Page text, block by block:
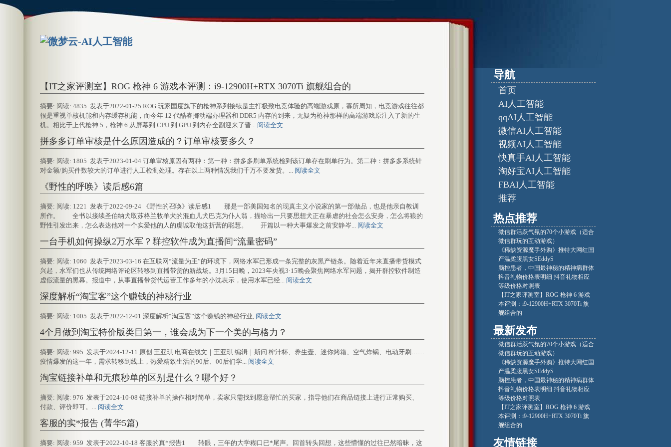
【IT之家评测室】ROG 枪神 6 游戏本评测：i9-12900H+RTX 3070Ti 旗舰组合的
摘要: 阅读: 4835 发表于2022-01-25 ROG 玩家国度旗下的枪神系列接续是主打极致电竞体验的高端游戏原，寡所周知，电竞游戏往往都
很是重视单核机能和内存缓存机能，而今年 12 代酷睿挪动端办理器和 DDR5 内存的到来，无疑为枪神那样的高端游戏原注入了新的生
机。相比于上代枪神 5，枪神 6 从屏幕到 CPU 到 GPU 到内存全副迎来了晋... 阅读全文
拼多多订单审核是什么原因造成的？订单审核要多久？
摘要: 阅读: 1805 发表于2023-01-04 订单审核原因有两种：第一种：拼多多刷单系统检到该订单存在刷单行为。第二种：拼多多系统针
对金额/购买件数较大的订单进行人工检测处理。存在以上两种情况我们千万不要发货。... 阅读全文
《野性的呼唤》读后感6篇
摘要: 阅读: 1221 发表于2022-09-24 《野性的召唤》读后感1 那是一部美国知名的现真主义小说家的第一部做品，也是他亲自教训
所作。 全书以接续圣伯纳犬取苏格兰牧羊犬的混血儿犬巴克为仆人翁，描绘出一只要思想犬正在暴虐的社会怎么安身，怎么将狼的
野性引发出来，怎么表达他对一个实爱他的人的虔诚取他这折营的聪慧。 开篇以一种大事爆发之前安静岑... 阅读全文
一台手机如何操纵2万水军？群控软件成为直播间“流量密码”
摘要: 阅读: 1060 发表于2023-03-16 在互联网“流量为王”的环境下，网络水军已形成一条完整的灰黑产链条。随着近年来直播带货模式
兴起，水军们也从传统网络评论区转移到直播带货的新战场。3月15日晚，2023年央视3·15晚会聚焦网络水军问题，揭开群控软件制造
虚假流量的黑幕。报道中，从事直播带货代运营工作多年的小沈表示，使用水军已经... 阅读全文
深度解析“淘宝客”这个赚钱的神秘行业
摘要: 阅读: 1005 发表于2022-12-01 深度解析“淘宝客”这个赚钱的神秘行业, 阅读全文
4个月做到淘宝特价版类目第一，谁会成为下一个美的与格力？
摘要: 阅读: 995 发表于2024-12-11 原创 王亚琪 电商在线文｜王亚琪 编辑｜斯问 榨汁杯、养生壶、迷你烤箱、空气炸锅、电动牙刷……
疫情爆发的这一年，需求转移到线上，热爱精致生活的90后、00后们学... 阅读全文
淘宝链接补单和无痕秒单的区别是什么？哪个好？
摘要: 阅读: 976 发表于2024-10-08 链接补单的操作相对简单，卖家只需找到愿意帮忙的买家，指导他们在商品链接上进行正常购买、
付款、评价即可。... 阅读全文
客服的实*报告 (菁华5篇)
摘要: 阅读: 959 发表于2022-10-18 客服的真*报告1 转眼，三年的大学糊口已*尾声。回首转头回想，这些懵懂的过往已然暗昧，这
导航
首页
AI人工智能
qqAI人工智能
微信AI人工智能
视频AI人工智能
快真手AI人工智能
淘好宝AI人工智能
FBAI人工智能
推荐
热点推荐
微信群活跃气氛的70个小游戏（适合
微信群玩的互动游戏）
《稀缺资源魔手外购》推特大网红国
产温柔腹黑女SEddyS
脑控患者，中国最神秘的精神病群体
抖音礼物价格表明细 抖音礼物相应
等级价格对照表
【IT之家评测室】ROG 枪神 6 游戏
本评测：i9-12900H+RTX 3070Ti 旗
舰组合的
最新发布
微信群活跃气氛的70个小游戏（适合
微信群玩的互动游戏）
《稀缺资源魔手外购》推特大网红国
产温柔腹黑女SEddyS
脑控患者，中国最神秘的精神病群体
抖音礼物价格表明细 抖音礼物相应
等级价格对照表
【IT之家评测室】ROG 枪神 6 游戏
本评测：i9-12900H+RTX 3070Ti 旗
舰组合的
友情链接